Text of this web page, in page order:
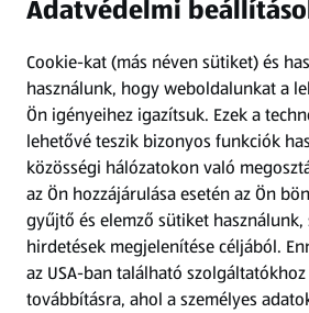
Információk
Kérdőív
Fizetési lehetőségek
ALDI utalványok
Árcsökkentés
Adatvédelmi
Cookie-kat (más néven sütiket) és
használunk, hogy weboldalunkat a
Ön igényeihez igazítsuk. Ezek a
lehetővé teszik bizonyos funkciók
közösségi hálózatokon való
az Ön hozzájárulása esetén az Ön
gyűjtő és elemző sütiket
hirdetések megjelenítése céljából.
az USA-ban található
továbbításra, ahol a személyes